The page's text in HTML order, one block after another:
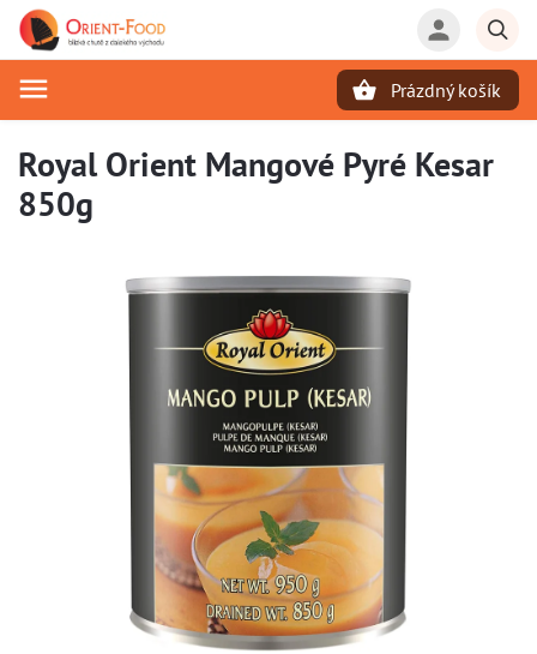
Prázdný košík
Royal Orient Mangové Pyré Kesar
850g